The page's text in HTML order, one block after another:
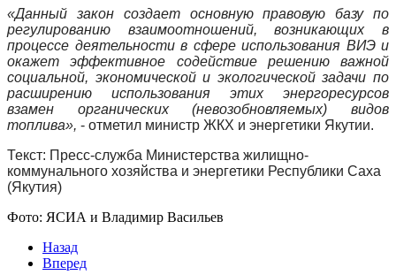
«Данный закон создает основную правовую базу по
регулированию взаимоотношений, возникающих в
процессе деятельности в сфере использования ВИЭ и
окажет эффективное содействие решению важной
социальной, экономической и экологической задачи по
расширению использования этих энергоресурсов
взамен органических (невозобновляемых) видов
топлива», - отметил министр ЖКХ и энергетики Якутии.
Текст: Пресс-служба Министерства жилищно-
коммунального хозяйства и энергетики Республики Саха
(Якутия)
Фото: ЯСИА и Владимир Васильев
Назад
Вперед